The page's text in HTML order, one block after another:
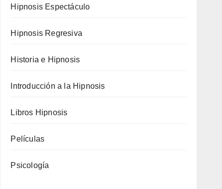
Hipnosis Espectáculo
Hipnosis Regresiva
Historia e Hipnosis
Introducción a la Hipnosis
Libros Hipnosis
Películas
Psicología